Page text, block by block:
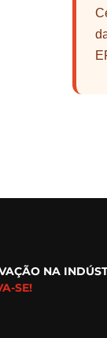
NA
SE!